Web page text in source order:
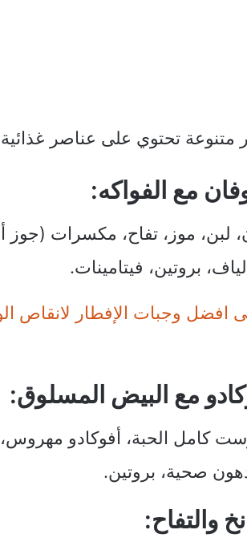
لبن، موز، تفاح، مكسرات (جوز
بروتين، فيتامينات.
افضل وجبات الإفطار لانقاص
كامل الحبة، أفوكادو
صحية، بروتين.